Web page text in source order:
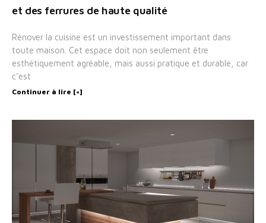
et des ferrures de haute qualité
Rénover la cuisine est un investissement important dans
toute maison. Cet espace doit non seulement être
esthétiquement agréable, mais aussi pratique et durable, car
c’est
Continuer à lire [+]